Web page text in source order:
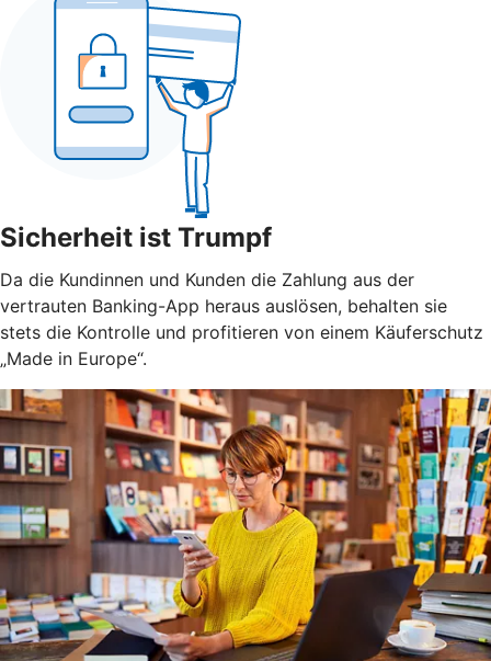
Sicherheit ist Trumpf
Da die Kundinnen und Kunden die Zahlung aus der
vertrauten Banking-App heraus auslösen, behalten sie
stets die Kontrolle und profitieren von einem Käuferschutz
„Made in Europe“.